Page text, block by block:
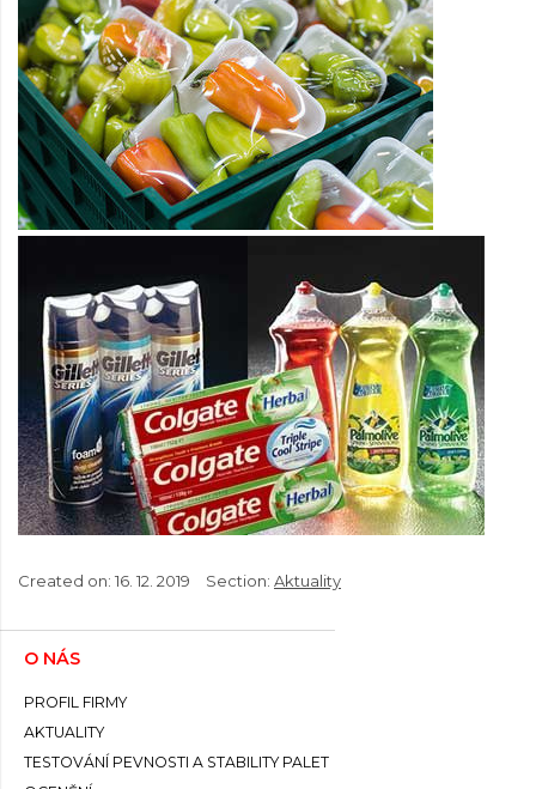
Created on: 16. 12. 2019 Section: Aktuality
O NÁS
PROFIL FIRMY
AKTUALITY
TESTOVÁNÍ PEVNOSTI A STABILITY PALET